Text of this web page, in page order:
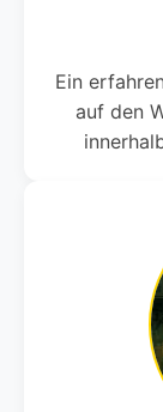
Ein
auf den